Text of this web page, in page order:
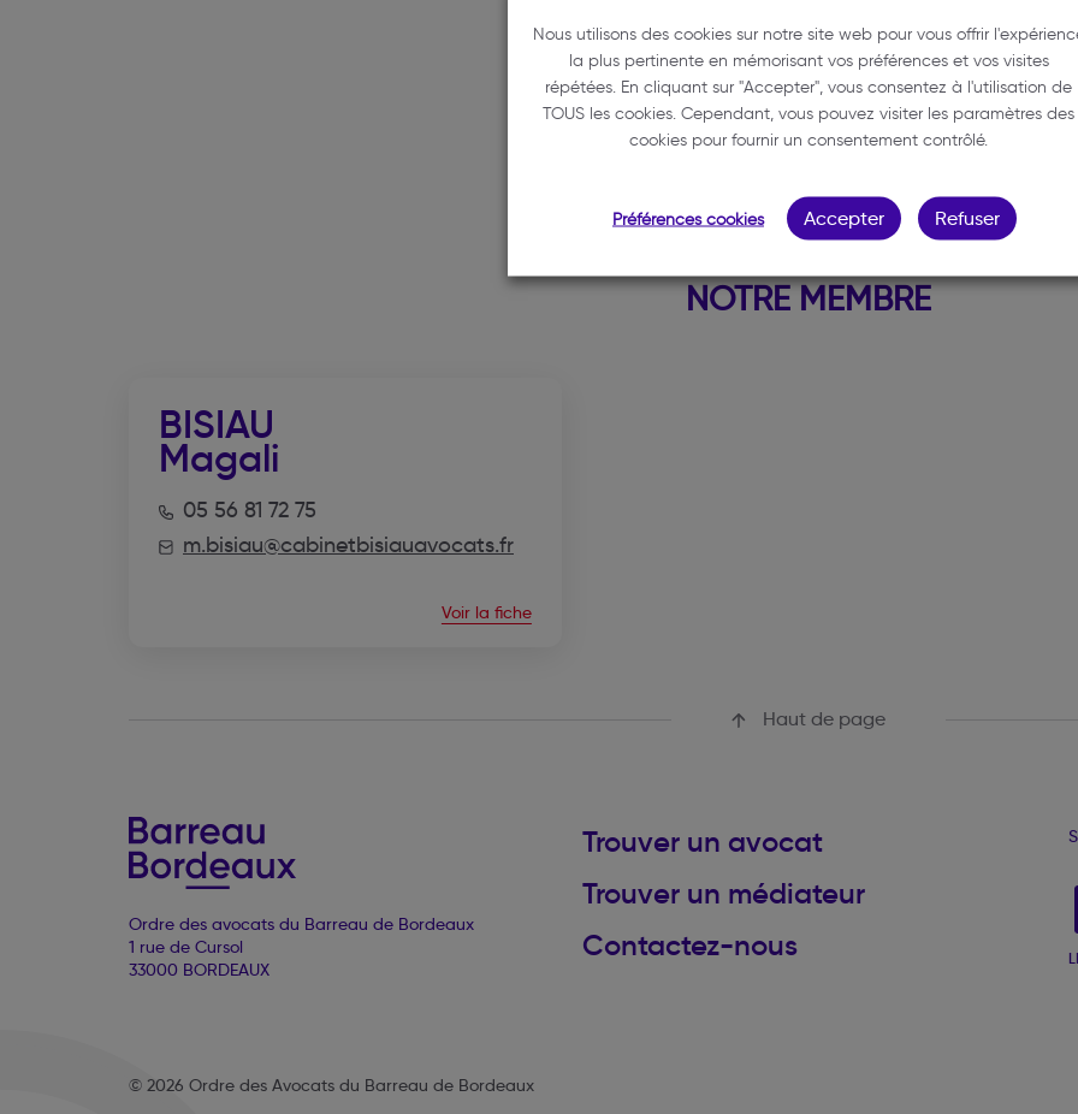
17 rue Vital Carles
33000 BORDEAUX
05 56 81 72 75
NOTRE MEMBRE
BISIAU
Magali
05 56 81 72 75
m.bisiau@cabinetbisiauavocats.fr
Voir la fiche
Haut de page
Ordre des avocats du Barreau de Bordeaux
1 rue de Cursol
33000 BORDEAUX
Trouver un avocat
Trouver un médiateur
Contactez-nous
© 2026 Ordre des Avocats du Barreau de Bordeaux
Nous utilisons des cookies sur notre site web pour vous offrir
la plus pertinente en mémorisant vos préférences et vos visites
répétées. En cliquant sur "Accepter", vous consentez à l'utilisation de
TOUS les cookies. Cependant, vous pouvez visiter les paramètres des
cookies pour fournir un consentement contrôlé.
Préférences cookies Accepter Refuser